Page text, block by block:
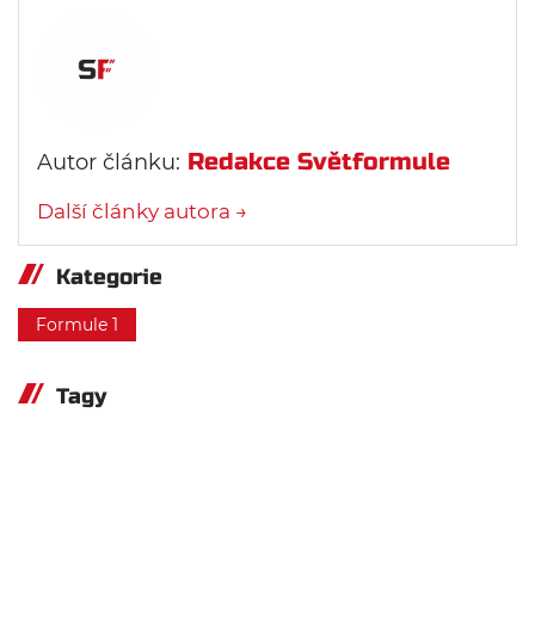
Autor článku: Redakce Světformule
Další články autora →
Kategorie
Formule 1
Tagy